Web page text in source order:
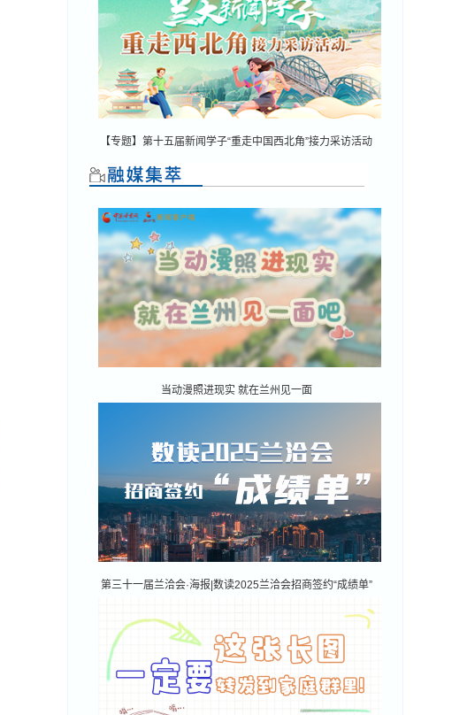
【专题】第十五届新闻学子“重走中国西北角”接力采访活动
当动漫照进现实 就在兰州见一面
第三十一届兰洽会·海报|数读2025兰洽会招商签约“成绩单”